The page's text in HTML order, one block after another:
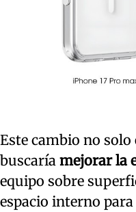
Este cambio no solo
buscaría mejorar la
equipo sobre
espacio interno